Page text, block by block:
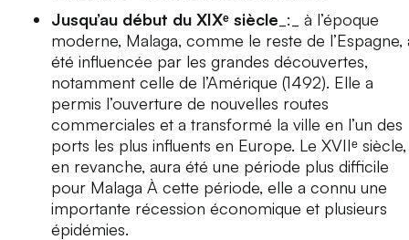
Jusqu’au début du XIXᵉ siècle _:_ à l’époque
moderne, Malaga, comme le reste de l’Espagne,
été influencée par les grandes découvertes,
notamment celle de l’Amérique (1492). Elle a
permis l’ouverture de nouvelles routes
commerciales et a transformé la ville en l’un des
ports les plus influents en Europe. Le XVIIᵉ siècle,
en revanche, aura été une période plus difficile
pour Malaga À cette période, elle a connu une
importante récession économique et plusieurs
épidémies.